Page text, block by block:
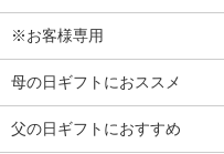
※お客様専用
母の日ギフトにおススメ
父の日ギフトにおすすめ